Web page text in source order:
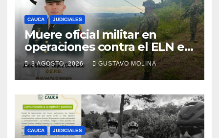
CAUCA JUDICIALES
Muere oficial militar en
operaciones contra el ELN en
el sur del Cauca
3 AGOSTO, 2026 GUSTAVO MOLINA
CAUCA JUDICIALES